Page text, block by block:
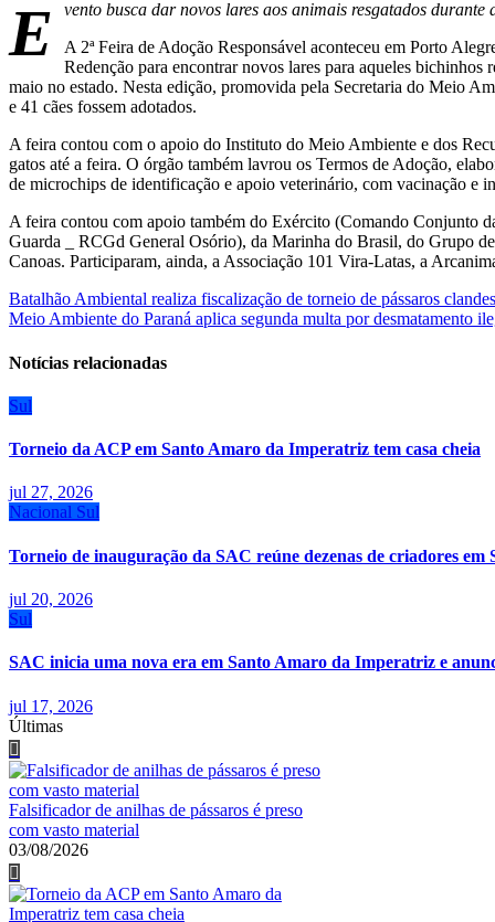
E
vento busca dar novos lares aos animais resgatados durante
A 2ª Feira de Adoção Responsável aconteceu em Porto
Redenção para encontrar novos lares para aqueles bichinhos
maio no estado. Nesta edição, promovida pela Secretaria do Meio
e 41 cães fossem adotados.
A feira contou com o apoio do Instituto do Meio Ambiente e dos
gatos até a feira. O órgão também lavrou os Termos de Adoção,
de microchips de identificação e apoio veterinário, com vacinação e
A feira contou com apoio também do Exército (Comando Conjunto
Guarda _ RCGd General Osório), da Marinha do Brasil, do Grupo
Canoas. Participaram, ainda, a Associação 101 Vira-Latas, a
Navegação
de
Post
Batalhão Ambiental realiza fiscalização de torneio de pássaros
Meio Ambiente do Paraná aplica segunda multa por desmatamento
Notícias relacionadas
Sul
Torneio da ACP em Santo Amaro da Imperatriz tem casa cheia
jul 27, 2026
Nacional Sul
Torneio de inauguração da SAC reúne dezenas de criadores
jul 20, 2026
Sul
SAC inicia uma nova era em Santo Amaro da Imperatriz e
jul 17, 2026
Últimas
Falsificador de anilhas de pássaros é preso
com vasto material
03/08/2026